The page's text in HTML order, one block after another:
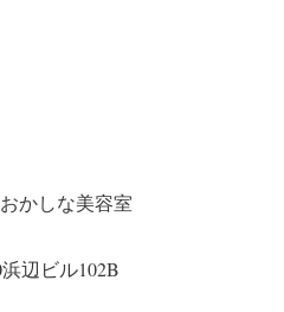
かしな美容室
辺ビル102B